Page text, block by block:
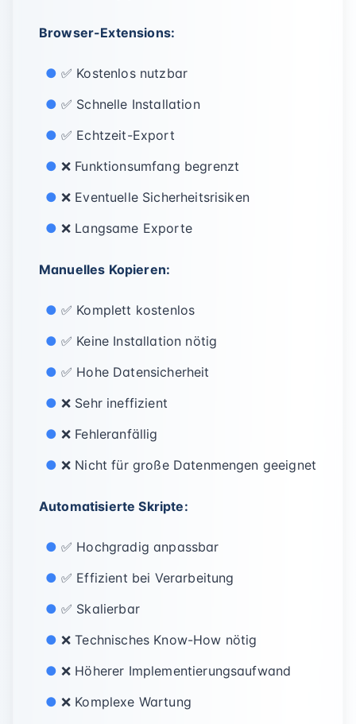
Browser-Extensions:
✅ Kostenlos nutzbar
✅ Schnelle Installation
✅ Echtzeit-Export
❌ Funktionsumfang begrenzt
❌ Eventuelle Sicherheitsrisiken
❌ Langsame Exporte
Manuelles Kopieren:
✅ Komplett kostenlos
✅ Keine Installation nötig
✅ Hohe Datensicherheit
❌ Sehr ineffizient
❌ Fehleranfällig
❌ Nicht für große Datenmengen geeignet
Automatisierte Skripte:
✅ Hochgradig anpassbar
✅ Effizient bei Verarbeitung
✅ Skalierbar
❌ Technisches Know-How nötig
❌ Höherer Implementierungsaufwand
❌ Komplexe Wartung